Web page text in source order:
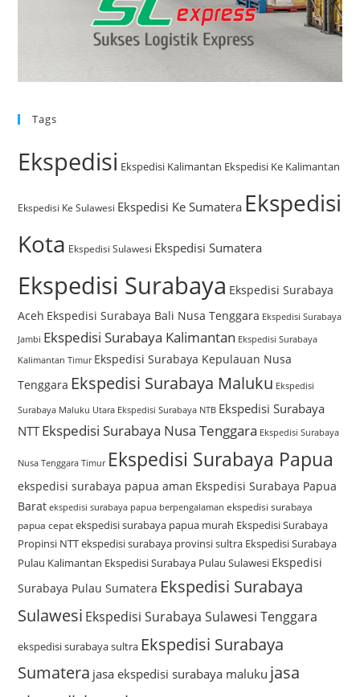
Tags
Ekspedisi Ekspedisi Kalimantan Ekspedisi Ke Kalimantan
Ekspedisi Ke Sulawesi Ekspedisi Ke Sumatera Ekspedisi
Kota Ekspedisi Sulawesi Ekspedisi Sumatera
Ekspedisi Surabaya Ekspedisi Surabaya
Aceh Ekspedisi Surabaya Bali Nusa Tenggara Ekspedisi Surabaya
Jambi Ekspedisi Surabaya Kalimantan Ekspedisi Surabaya
Kalimantan Timur Ekspedisi Surabaya Kepulauan Nusa
Tenggara Ekspedisi Surabaya Maluku Ekspedisi
Surabaya Maluku Utara Ekspedisi Surabaya NTB Ekspedisi Surabaya
NTTEkspedisi Surabaya Nusa Tenggara Ekspedisi Surabaya
Nusa Tenggara Timur Ekspedisi Surabaya Papua
ekspedisi surabaya papua aman Ekspedisi Surabaya Papua
Barat ekspedisi surabaya papua berpengalaman ekspedisi surabaya
papua cepat ekspedisi surabaya papua murah Ekspedisi Surabaya
Propinsi NTTekspedisi surabaya provinsi sultra Ekspedisi Surabaya
Pulau Kalimantan Ekspedisi Surabaya Pulau Sulawesi Ekspedisi
Surabaya Pulau Sumatera Ekspedisi Surabaya
Sulawesi Ekspedisi Surabaya Sulawesi Tenggara
ekspedisi surabaya sultra Ekspedisi Surabaya
Sumatera jasa ekspedisi surabaya maluku jasa